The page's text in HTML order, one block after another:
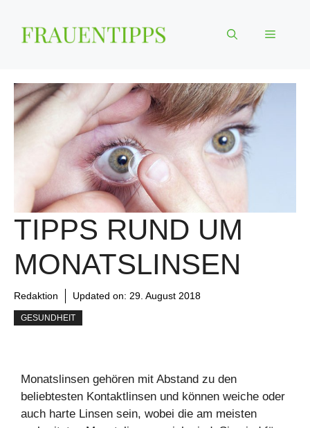
Inhalt
springen
Menü
TIPPS RUND UM
MONATSLINSEN
Redaktion Updated on: 29. August 2018
GESUNDHEIT
Monatslinsen gehören mit Abstand zu den
beliebtesten Kontaktlinsen und können weiche oder
auch harte Linsen sein, wobei die am meisten